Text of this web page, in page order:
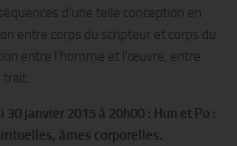
d’une telle conception en
entre corps du scripteur et corps du
entre l’homme et l’œuvre, entre
trait.
30 janvier 2015 à 20h00 : Hun et Po :
âmes corporelles.